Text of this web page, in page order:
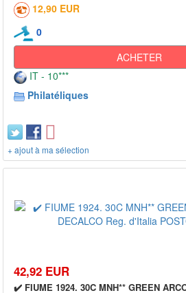
12,90 EUR
0
ACHETER
IT - 10***
Philatéliques
+ ajout à ma sélection
42,92 EUR
✔️ FIUME 1924. 30C MNH** GREEN